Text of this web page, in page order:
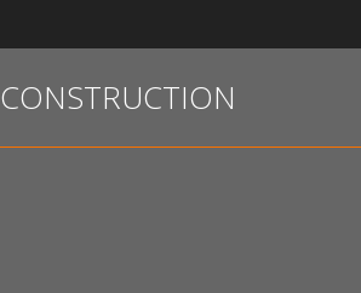
CONSTRUCTION